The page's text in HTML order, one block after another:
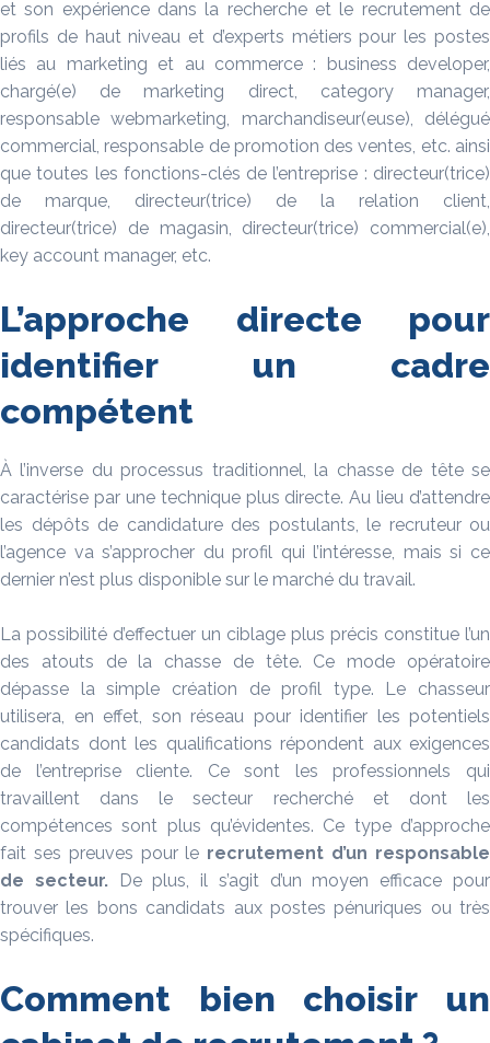
et son expérience dans la recherche et le recrutement de
profils de haut niveau et d’experts métiers pour les postes
liés au marketing et au commerce : business developer,
chargé(e) de marketing direct, category manager,
responsable webmarketing, marchandiseur(euse), délégué
commercial, responsable de promotion des ventes, etc. ainsi
que toutes les fonctions-clés de l’entreprise : directeur(trice)
de marque, directeur(trice) de la relation client,
directeur(trice) de magasin, directeur(trice) commercial(e),
key account manager, etc.
L’approche directe pour
identifier un cadre
compétent
À l’inverse du processus traditionnel, la chasse de tête se
caractérise par une technique plus directe. Au lieu d’attendre
les dépôts de candidature des postulants, le recruteur ou
l’agence va s’approcher du profil qui l’intéresse, mais si ce
dernier n’est plus disponible sur le marché du travail.
La possibilité d’effectuer un ciblage plus précis constitue l’un
des atouts de la chasse de tête. Ce mode opératoire
dépasse la simple création de profil type. Le chasseur
utilisera, en effet, son réseau pour identifier les potentiels
candidats dont les qualifications répondent aux exigences
de l’entreprise cliente. Ce sont les professionnels qui
travaillent dans le secteur recherché et dont les
compétences sont plus qu’évidentes. Ce type d’approche
fait ses preuves pour le recrutement d’un responsable
de secteur.De plus, il s’agit d’un moyen efficace pour
trouver les bons candidats aux postes pénuriques ou très
spécifiques.
Comment bien choisir un